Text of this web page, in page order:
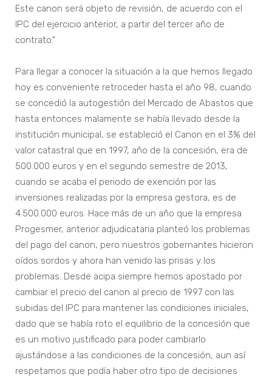
Este canon será objeto de revisión, de acuerdo con el
IPC del ejercicio anterior, a partir del tercer año de
contrato.”
Para llegar a conocer la situación a la que hemos llegado
hoy es conveniente retroceder hasta el año 98, cuando
se concedió la autogestión del Mercado de Abastos que
hasta entonces malamente se había llevado desde la
institución municipal, se estableció el Canon en el 3% del
valor catastral que en 1997, año de la concesión, era de
500.000 euros y en el segundo semestre de 2013,
cuando se acaba el periodo de exención por las
inversiones realizadas por la empresa gestora, es de
4.500.000 euros. Hace más de un año que la empresa
Progesmer, anterior adjudicataria planteó los problemas
del pago del canon, pero nuestros gobernantes hicieron
oídos sordos y ahora han venido las prisas y los
problemas. Desde acipa siempre hemos apostado por
cambiar el precio del canon al precio de 1997 con las
subidas del IPC para mantener las condiciones iniciales,
dado que se había roto el equilibrio de la concesión que
es un motivo justificado para poder cambiarlo
ajustándose a las condiciones de la concesión, aun así
respetamos que podía haber otro tipo de decisiones